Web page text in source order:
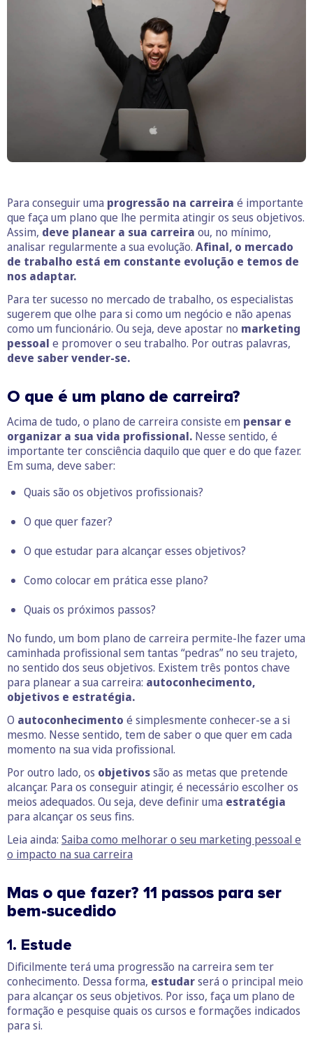
Para conseguir uma progressão na carreira é importante
que faça um plano que lhe permita atingir os seus objetivos.
Assim, deve planear a sua carreira ou, no mínimo,
analisar regularmente a sua evolução. Afinal, o mercado
de trabalho está em constante evolução e temos de
nos adaptar.
Para ter sucesso no mercado de trabalho, os especialistas
sugerem que olhe para si como um negócio e não apenas
como um funcionário. Ou seja, deve apostar no marketing
pessoal e promover o seu trabalho. Por outras palavras,
deve saber vender-se.
O que é um plano de carreira?
Acima de tudo, o plano de carreira consiste em pensar e
organizar a sua vida profissional. Nesse sentido, é
importante ter consciência daquilo que quer e do que fazer.
Em suma, deve saber:
Quais são os objetivos profissionais?
O que quer fazer?
O que estudar para alcançar esses objetivos?
Como colocar em prática esse plano?
Quais os próximos passos?
No fundo, um bom plano de carreira permite-lhe fazer uma
caminhada profissional sem tantas “pedras” no seu trajeto,
no sentido dos seus objetivos. Existem três pontos chave
para planear a sua carreira: autoconhecimento,
objetivos e estratégia.
O autoconhecimento é simplesmente conhecer-se a si
mesmo. Nesse sentido, tem de saber o que quer em cada
momento na sua vida profissional.
Por outro lado, os objetivossão as metas que pretende
alcançar. Para os conseguir atingir, é necessário escolher os
meios adequados. Ou seja, deve definir uma estratégia
para alcançar os seus fins.
Leia ainda: Saiba como melhorar o seu marketing pessoal e
o impacto na sua carreira
Mas o que fazer? 11 passos para ser
bem-sucedido
1. Estude
Dificilmente terá uma progressão na carreira sem ter
conhecimento. Dessa forma, estudarserá o principal meio
para alcançar os seus objetivos. Por isso, faça um plano de
formação e pesquise quais os cursos e formações indicados
para si.